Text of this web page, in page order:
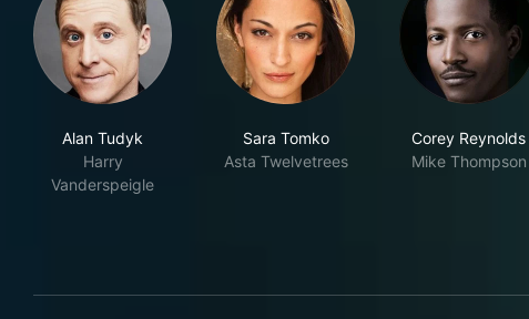
Alan Tudyk
Harry
Vanderspeigle
Sara Tomko
Asta Twelvetrees
Corey Reynolds
Mike Thompson